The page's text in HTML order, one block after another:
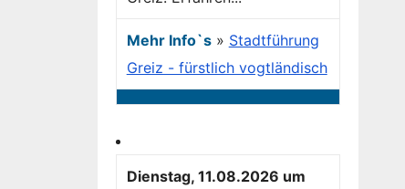
Mehr Info`s» Stadtführung
Greiz - fürstlich vogtländisch
Dienstag, 11.08.2026 um